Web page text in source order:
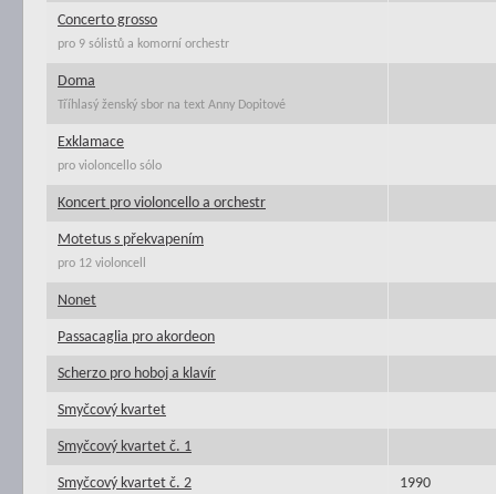
Concerto grosso
pro 9 sólistů a komorní orchestr
Doma
Tříhlasý ženský sbor na text Anny Dopitové
Exklamace
pro violoncello sólo
Koncert pro violoncello a orchestr
Motetus s překvapením
pro 12 violoncell
Nonet
Passacaglia pro akordeon
Scherzo pro hoboj a klavír
Smyčcový kvartet
Smyčcový kvartet č. 1
Smyčcový kvartet č. 2 1990